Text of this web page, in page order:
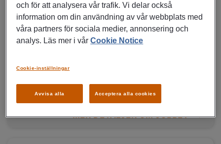
Lagerarbetare till Partykungen i
Gävle | Extrajobb
Inköp, Transport, Logistik, Manpower
Talent
MER DETALJER OM JOBBET
och för att analysera vår trafik. Vi delar också
information om din användning av vår webbplats med
våra partners för sociala medier, annonsering och
analys. Läs mer i vårCookie Notice
Avvisa alla Acceptera alla cookies
Cookie-inställningar